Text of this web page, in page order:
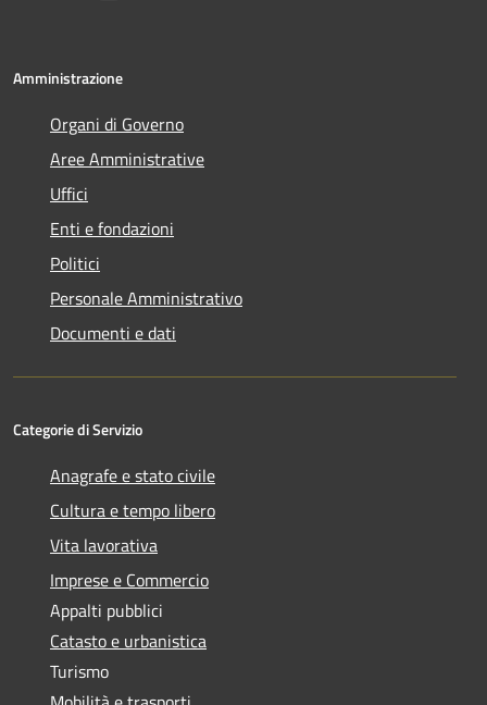
Amministrazione
Organi di Governo
Aree Amministrative
Uffici
Enti e fondazioni
Politici
Personale Amministrativo
Documenti e dati
Categorie di Servizio
Anagrafe e stato civile
Cultura e tempo libero
Vita lavorativa
Imprese e Commercio
Appalti pubblici
Catasto e urbanistica
Turismo